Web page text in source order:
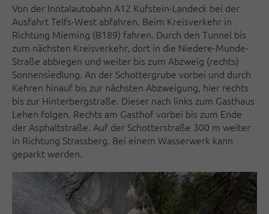
Von der Inntalautobahn A12 Kufstein-Landeck bei der
Ausfahrt Telfs-West abfahren. Beim Kreisverkehr in
Richtung Mieming (B189) fahren. Durch den Tunnel bis
zum nächsten Kreisverkehr, dort in die Niedere-Munde-
Straße abbiegen und weiter bis zum Abzweig (rechts)
Sonnensiedlung. An der Schottergrube vorbei und durch
Kehren hinauf bis zur nächsten Abzweigung, hier rechts
bis zur Hinterbergstraße. Dieser nach links zum Gasthaus
Lehen folgen. Rechts am Gasthof vorbei bis zum Ende
der Asphaltstraße. Auf der Schotterstraße 300 m weiter
in Richtung Strassberg. Bei einem Wasserwerk kann
geparkt werden.